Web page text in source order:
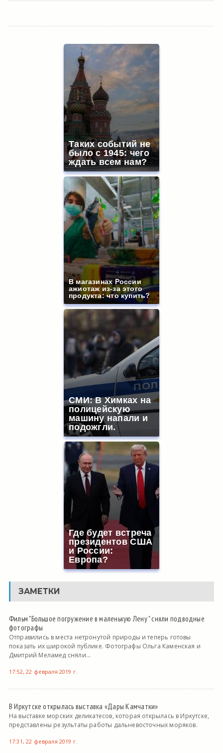
Таких событий не
было с 1945: чего
ждать всем нам?
В магазинах России
ажиотаж из-за этого
продукта: что купить?
СМИ: В Химках на
полицейскую
машину напали и
подожгли.
Где будет встреча
президентов США
и России:
Европа?
ЗАМЕТКИ
Фильм "Большое погружение в маленькую Лену " сняли подводные
фотографы
Отправились в места нетронутой природы и теперь готовы
показать их широкой публике. Фотографы Ольга Каменская и
Дмитрий Меламед сняли...
17:52, 22 февраля 2019 г.
В Иркутске открылась выставка «Дары Камчатки»
На выставке морских деликатесов, которая открылась в Иркутске,
представлены результаты работы дальневосточных моряков.
17:31, 22 февраля 2019 г.